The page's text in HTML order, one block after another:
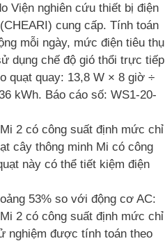
Viện nghiên cứu thiết bị điện
cung cấp. Tính toán
mỗi ngày, mức điện tiêu thụ
dụng chế độ gió thổi trực tiếp
quạt quay: 13,8 W × 8 giờ ÷
kWh. Báo cáo số: WS1-20-
2 có công suất định mức chỉ
cây thông minh Mi có công
này có thể tiết kiệm điện
53% so với động cơ AC:
2 có công suất định mức chỉ
nghiệm được tính toán theo